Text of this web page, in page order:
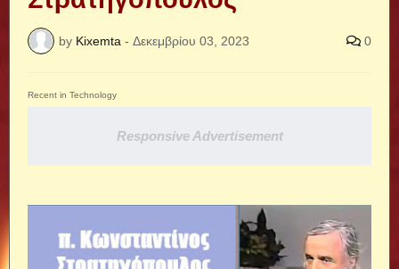
by Kixemta - Δεκεμβρίου 03, 2023 0
Recent in Technology
Responsive Advertisement